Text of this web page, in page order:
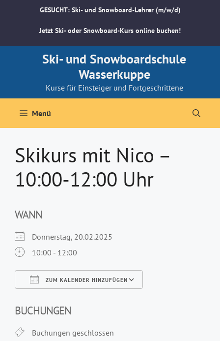
GESUCHT: Ski- und Snowboard-Lehrer (m/w/d)
Jetzt Ski- oder Snowboard-Kurs online buchen!
Ski- und Snowboardschule
Wasserkuppe
Kurse für Einsteiger und Fortgeschrittene
Menü
Skikurs mit Nico –
10:00-12:00 Uhr
WANN
Donnerstag, 20.02.2025
10:00 - 12:00
ZUM KALENDER HINZUFÜGEN
BUCHUNGEN
Buchungen geschlossen